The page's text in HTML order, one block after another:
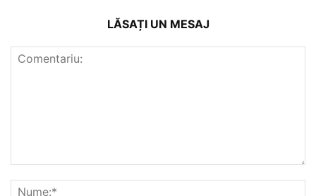
LĂSAȚI UN MESAJ